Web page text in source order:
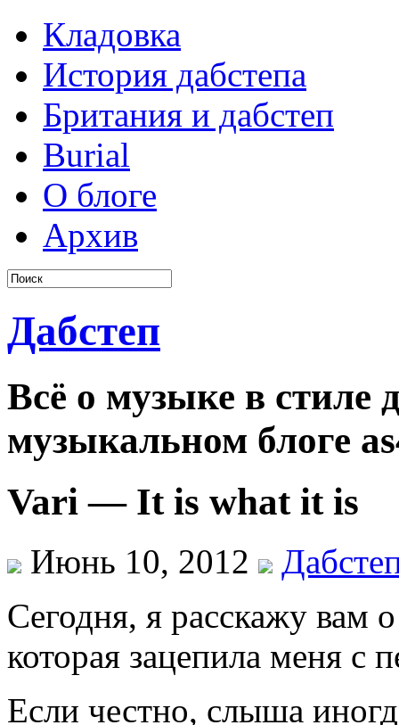
Кладовка
История дабстепа
Британия и дабстеп
Burial
О блоге
Архив
Дабстеп
Всё о музыке в стиле
музыкальном блоге
Vari — It is what it is
Июнь 10, 2012
Сегодня, я расскажу вам
которая зацепила меня с
Если честно, слыша